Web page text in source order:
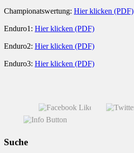
Championatswertung: Hier klicken (PDF)
Enduro1: Hier klicken (PDF)
Enduro2: Hier klicken (PDF)
Enduro3: Hier klicken (PDF)
Suche